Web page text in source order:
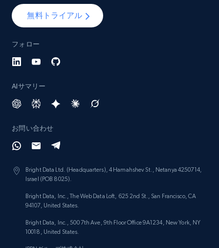
URL, Title, Rating, Reviews, Initial price, Final
991+ 165+
Lazada - Products - Discover products by
URL, Title, Rating, Reviews, Initial price, Final
無料トライアル
フォロー
AIサマリー
お問い合わせ
Bright Data Ltd. (Headquarters), 4 Hamahshev St., Netanya 4250714,
Israel (POB 8025).
Bright Data, Inc., The Web Data Loft, 625 2nd St., San Francisco, CA
94107, United States.
Bright Data, Inc., 500 7th Ave, 9th Floor Office 9A1234, New York, NY
10018, United States.